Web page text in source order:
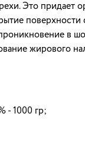
Это придает
поверхности
в
жирового
- 1000 гр;